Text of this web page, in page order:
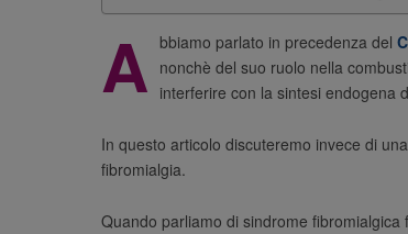
A bbiamo parlato in precedenza del
nonchè del suo ruolo nella
interferire con la sintesi endogena
In questo articolo discuteremo invece di
fibromialgia.
Quando parliamo di sindrome